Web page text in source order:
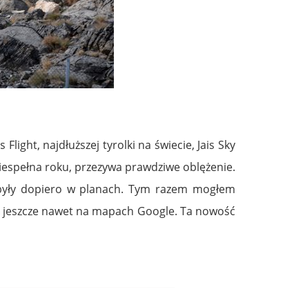
najdłuższej tyrolki na świecie, Jais Sky
roku, przezywa prawdziwe oblężenie.
dopiero w planach. Tym razem mogłem
nawet na mapach Google. Ta nowość